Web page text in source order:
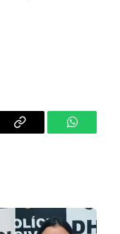
Copy
WhatsApp